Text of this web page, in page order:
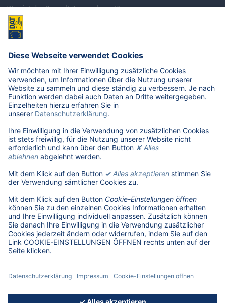
Was ist der Renault Zoe noch wert?
Was ist der VW Golf noch wert?
E-Mobilität in Deutschland
Karriere
Übersicht
Stellenangebote
Benefits
DAT als Arbeitgeber
Schüler, Absolventen, Studenten
#getDATjob
Unternehmen
DAT International
DAT Historie
Nachhaltigkeit
Informationssicherheit
Anfahrt
Lizenzhinweise Dritter